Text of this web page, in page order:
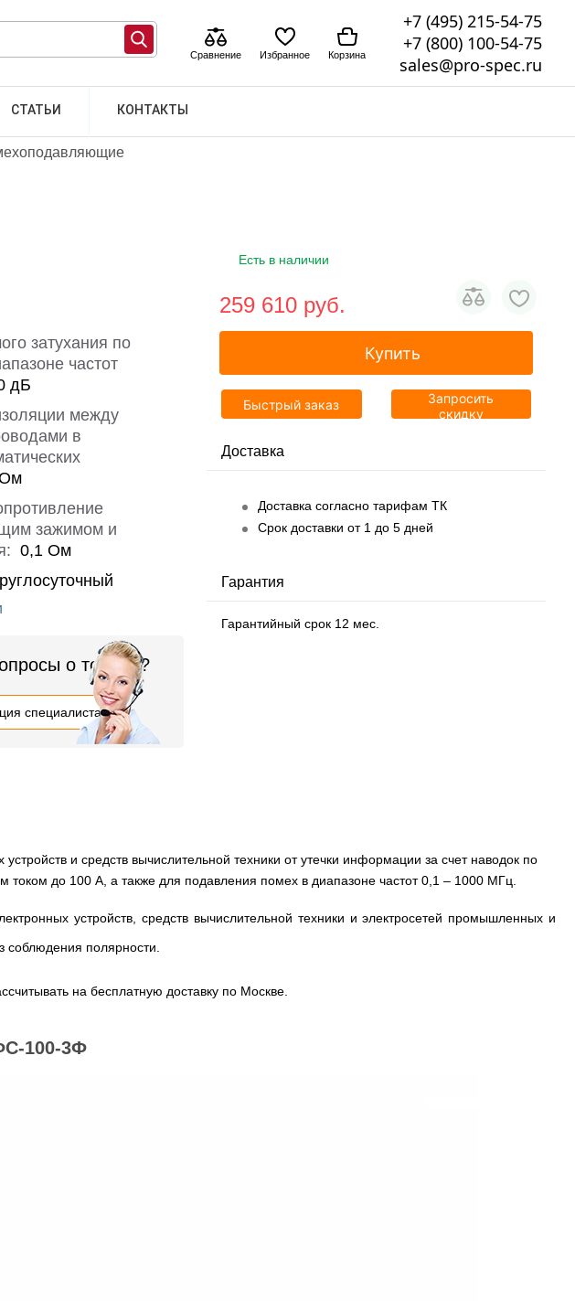
СТАТЬИ КОНТАКТЫ
Сравнение Избранное Корзина
+7 (495) 215-54-75
+7 (800) 100-54-75
sales@pro-spec.ru
Есть в наличии
затухания по
частот
дБ
между
в
зажимом и
0,1 Ом
о товаре?
специалиста
259 610 pуб.
Купить
Быстрый заказ
Запросить
скидку
Доставка
Доставка согласно тарифам ТК
Срок доставки от 1 до 5 дней
Гарантия
Гарантийный срок 12 мес.
и средств вычислительной техники от утечки информации за счет наводок по
до 100 А, а также для подавления помех в диапазоне частот 0,1 – 1000 МГц.
устройств, средств вычислительной техники и электросетей промышленных и
полярности.
на бесплатную доставку по Москве.
100-3Ф